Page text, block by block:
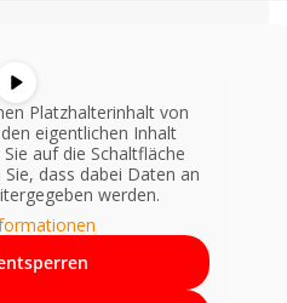
Platzhalterinhalt von
eigentlichen Inhalt
auf die Schaltfläche
dass dabei Daten an
werden.